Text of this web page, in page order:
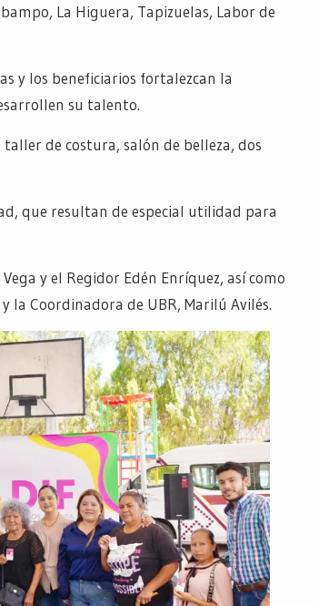
La Higuera, Tapizuelas, Labor de
y los beneficiarios fortalezcan la
su talento.
de costura, salón de belleza, dos
que resultan de especial utilidad para
y el Regidor Edén Enríquez, así como
la Coordinadora de UBR, Marilú Avilés.